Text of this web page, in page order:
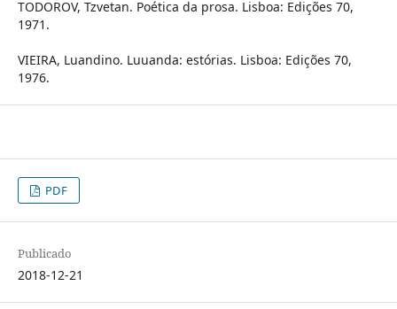
TODOROV, Tzvetan. Poética da prosa. Lisboa: Edições 70,
1971.
VIEIRA, Luandino. Luuanda: estórias. Lisboa: Edições 70,
1976.
PDF
Publicado
2018-12-21